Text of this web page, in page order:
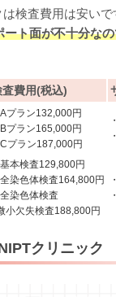
検査費用は安い
ート面が不十分な
査費用(税込)
Aプラン132,000円
Bプラン165,000円
Cプラン187,000円
基本検査129,800円
全染色体検査164,800円
全染色体検査
小欠失検査188,800円
クリニック